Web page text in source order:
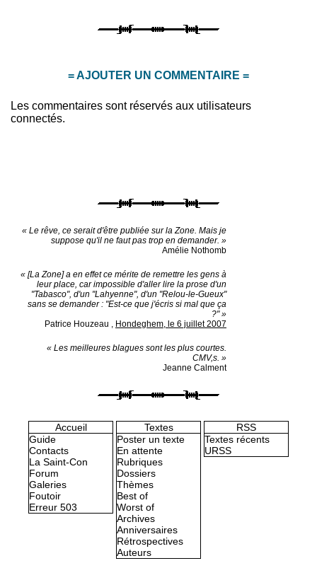
= AJOUTER UN COMMENTAIRE =
Les commentaires sont réservés aux utilisateurs
connectés.
« Le rêve, ce serait d'être publiée sur la Zone. Mais je
suppose qu'il ne faut pas trop en demander. »
Amélie Nothomb
« [La Zone] a en effet ce mérite de remettre les gens à
leur place, car impossible d'aller lire la prose d'un
"Tabasco", d'un "Lahyenne", d'un "Relou-le-Gueux"
sans se demander : "Est-ce que j'écris si mal que ça
?" »
Patrice Houzeau , Hondeghem, le 6 juillet 2007
« Les meilleures blagues sont les plus courtes.
CMV,s. »
Jeanne Calment
Accueil
Guide
Contacts
La Saint-Con
Forum
Galeries
Foutoir
Erreur 503
Textes
Poster un texte
En attente
Rubriques
Dossiers
Thèmes
Best of
Worst of
Archives
Anniversaires
Rétrospectives
Auteurs
RSS
Textes récents
URSS